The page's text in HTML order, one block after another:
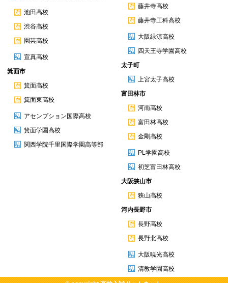
池田高校
渋谷高校
園芸高校
宣真高校
箕面市
箕面高校
箕面東高校
アセンプション国際高校
箕面学園高校
関西学院千里国際学園高等部
藤井寺高校
藤井寺工科高校
大阪緑涼高校
四天王寺学園高校
太子町
上宮太子高校
富田林市
河南高校
富田林高校
金剛高校
PL学園高校
初芝富田林高校
大阪狭山市
狭山高校
河内長野市
長野高校
長野北高校
大阪暁光高校
清教学園高校